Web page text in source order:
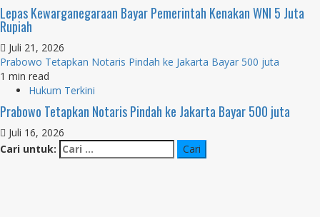
Lepas Kewarganegaraan Bayar Pemerintah Kenakan WNI 5 Juta
Rupiah
Juli 21, 2026
Prabowo Tetapkan Notaris Pindah ke Jakarta Bayar 500 juta
1 min read
Hukum Terkini
Prabowo Tetapkan Notaris Pindah ke Jakarta Bayar 500 juta
Juli 16, 2026
Cari untuk: